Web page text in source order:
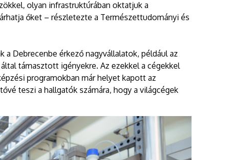
olyan infrastruktúrában oktatjuk a
őket – részletezte a Természettudományi és
Debrecenbe érkező nagyvállalatok, például az
támasztott igényekre. Az ezekkel a cégekkel
programokban már helyet kapott az
teszi a hallgatók számára, hogy a világcégek